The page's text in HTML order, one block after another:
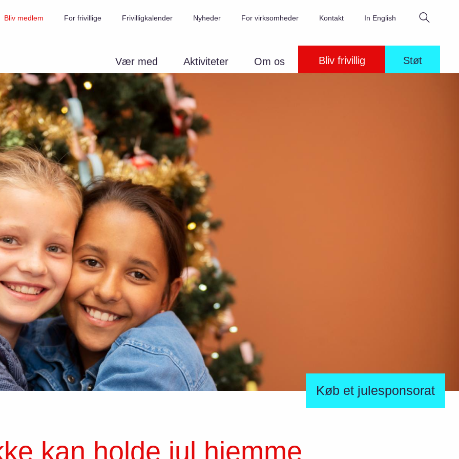
Vær med Aktiviteter Om os Bliv frivillig Støt
Bliv medlem For frivillige Frivilligkalender Nyheder For virksomheder Kontakt In English Søg
Køb et julesponsorat
kan holde jul hjemme